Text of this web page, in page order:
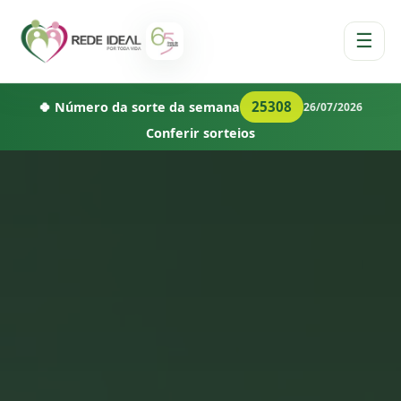
☰
🍀 Número da sorte da semana 25308 26/07/2026
Conferir sorteios